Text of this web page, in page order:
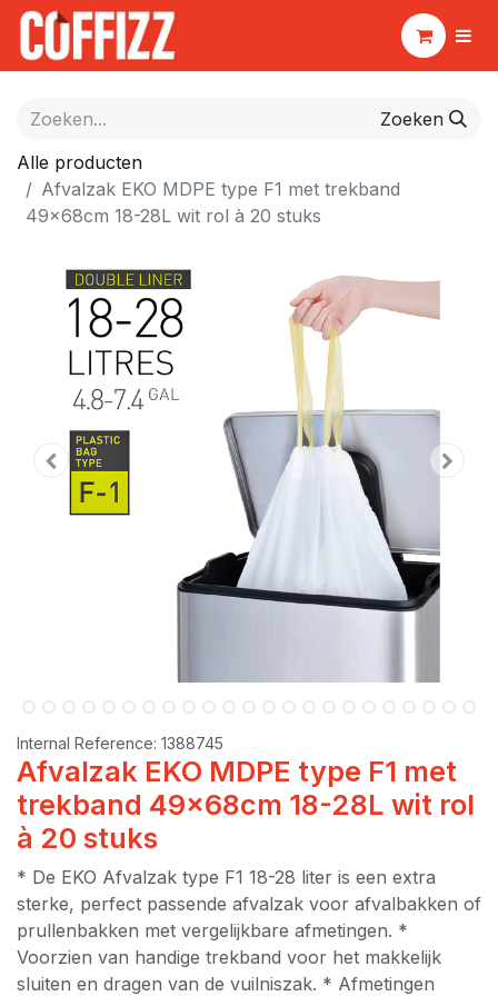
Zoeken
Alle producten
Afvalzak EKO MDPE type F1 met trekband
49x68cm 18-28L wit rol à 20 stuks
Internal Reference: 1388745
Afvalzak EKO MDPE type F1 met
trekband 49x68cm 18-28L wit rol
à 20 stuks
* De EKO Afvalzak type F1 18-28 liter is een extra
sterke, perfect passende afvalzak voor afvalbakken of
prullenbakken met vergelijkbare afmetingen. *
Voorzien van handige trekband voor het makkelijk
sluiten en dragen van de vuilniszak. * Afmetingen